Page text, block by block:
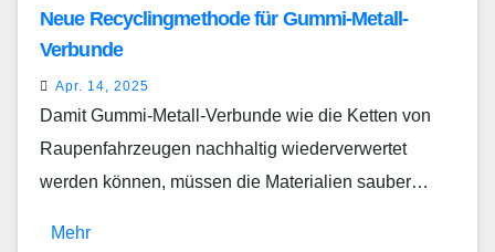
Neue Recyclingmethode für Gummi-Metall-
Verbunde
Apr. 14, 2025
Damit Gummi-Metall-Verbunde wie die Ketten von
Raupenfahrzeugen nachhaltig wiederverwertet
werden können, müssen die Materialien sauber…
Mehr